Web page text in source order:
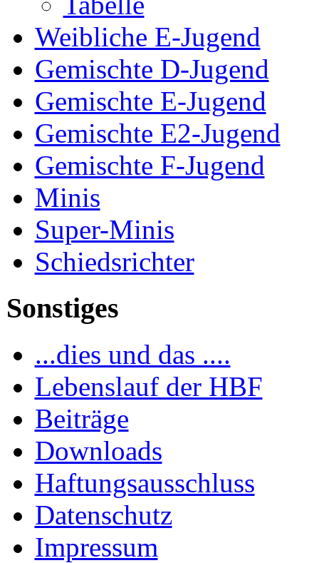
Weibliche E-Jugend
Gemischte D-Jugend
Gemischte E-Jugend
Gemischte E2-Jugend
Gemischte F-Jugend
Minis
Super-Minis
Schiedsrichter
Sonstiges
...dies und das ....
Lebenslauf der HBF
Beiträge
Downloads
Haftungsausschluss
Datenschutz
Impressum